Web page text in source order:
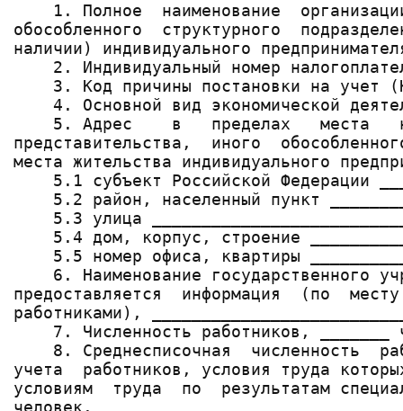
1. Полное  наименование
обособленного  структурного
наличии) индивидуального
2. Индивидуальный номер
3. Код причины постановки на учет
4. Основной вид экономической
5. Адрес    в   пределах   места
представительства,  иного
места жительства индивидуального
5.1 субъект Российской Федерации
5.2 район, населенный пункт
5.3 улица
5.4 дом, корпус, строение
5.5 номер офиса, квартиры
6. Наименование государственного
предоставляется  информация  (по  месту
работниками),
7. Численность работников, _______
8. Среднесписочная  численность
учета  работников, условия труда
условиям  труда  по  результатам
человек.